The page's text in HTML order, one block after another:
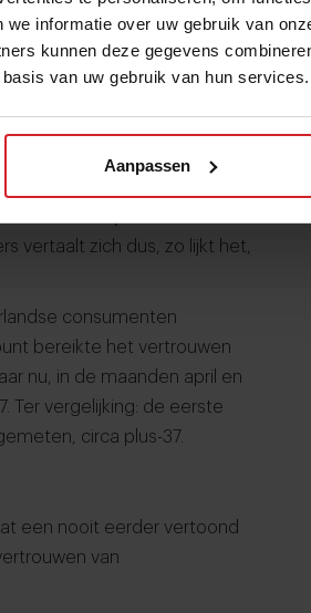
informatie over uw gebruik van
kunnen deze gegevens
van uw gebruik van hun services.
Aanpassen
rond negatieve records
de bestedingen in de
normaal. We komen
niet veel. Immers: als
sterk. Met
kan best zijn dat het aantal
vertaalt zich dus, zo lijkt het,
consumenten
bereikte het vertrouwen
nu, in de maanden april en
Ter vergelijking: de eerste
circa plus-37.
een nooit eerder vertoond
van